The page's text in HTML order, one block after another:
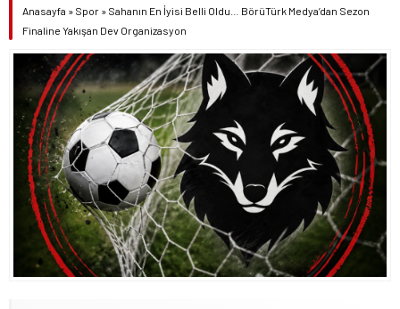
55,1881
Anasayfa » Spor » Sahanın En İyisi Belli Oldu… BörüTürk Medya’dan Sezon
Finaline Yakışan Dev Organizasyon